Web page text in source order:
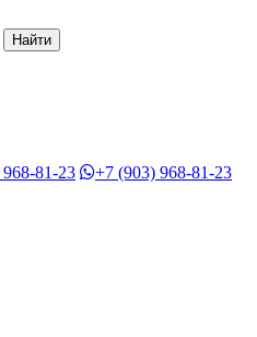
968-81-23 +7 (903) 968-81-23